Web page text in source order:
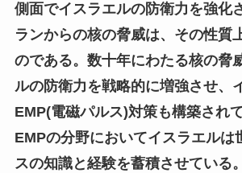
側面でイスラエルの防衛力を強化
ランからの核の脅威は、その性質
のである。数十年にわたる核の脅
ルの防衛力を戦略的に増強させ、
EMP(電磁パルス)対策も構築され
EMPの分野においてイスラエルは
スの知識と経験を蓄積させている